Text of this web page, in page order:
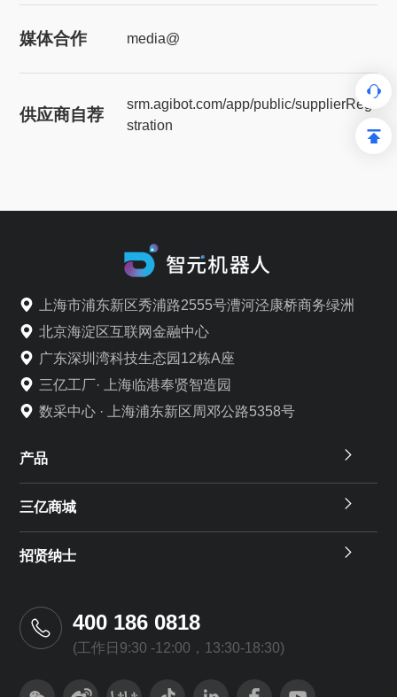
媒体合作 media@
供应商自荐
srm.agibot.com/app/public/supplierRegi
stration
上海市浦东新区秀浦路2555号漕河泾康桥商务绿洲
北京海淀区互联网金融中心
广东深圳湾科技生态园12栋A座
三亿工厂· 上海临港奉贤智造园
数采中心 · 上海浦东新区周邓公路5358号
产品
三亿商城
招贤纳士
400 186 0818
(工作日9:30 -12:00，13:30-18:30)